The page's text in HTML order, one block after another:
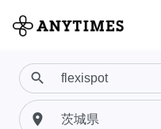
search
place